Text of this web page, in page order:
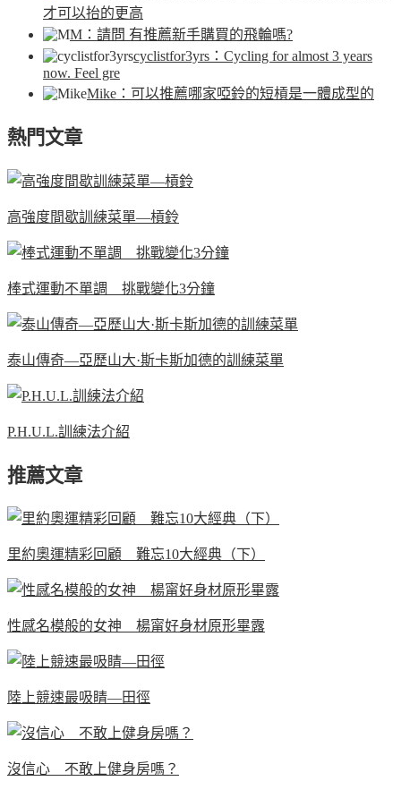
才可以抬的更高
M ：請問 有推薦新手購買的飛輪嗎?
cyclistfor3yrs ：Cycling for almost 3 years
now. Feel gre
Mike ：可以推薦哪家啞鈴的短槓是一體成型的
熱門文章
高強度間歇訓練菜單—槓鈴
棒式運動不單調 挑戰變化3分鐘
泰山傳奇—亞歷山大·斯卡斯加德的訓練菜單
P.H.U.L.訓練法介紹
推薦文章
里約奧運精彩回顧 難忘10大經典（下）
性感名模般的女神 楊甯好身材原形畢露
陸上競速最吸睛—田徑
沒信心 不敢上健身房嗎？